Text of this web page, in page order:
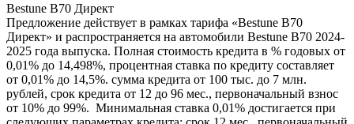
Bestune B70 Директ
Предложение действует в рамках тарифа «Bestune B70
Директ» и распространяется на автомобили Bestune B70 2024-
2025 года выпуска. Полная стоимость кредита в % годовых от
0,01% до 14,498%, процентная ставка по кредиту составляет
от 0,01% до 14,5%. сумма кредита от 100 тыс. до 7 млн.
рублей, срок кредита от 12 до 96 мес., первоначальный взнос
от 10% до 99%. Минимальная ставка 0,01% достигается при